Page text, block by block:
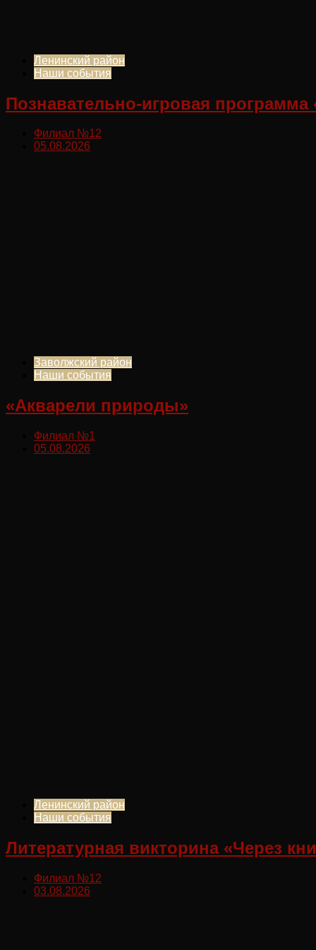
Ленинский район
Наши события
Познавательно-игровая
Филиал №12
05.08.2026
Заволжский район
Наши события
«Акварели природы»
Филиал №1
05.08.2026
Ленинский район
Наши события
Литературная викторина «Через
Филиал №12
03.08.2026